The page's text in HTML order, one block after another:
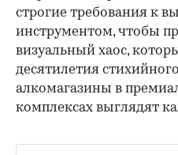
строгие требования к
инструментом, чтобы
визуальный хаос,
десятилетия
алкомагазины в
комплексах выглядят